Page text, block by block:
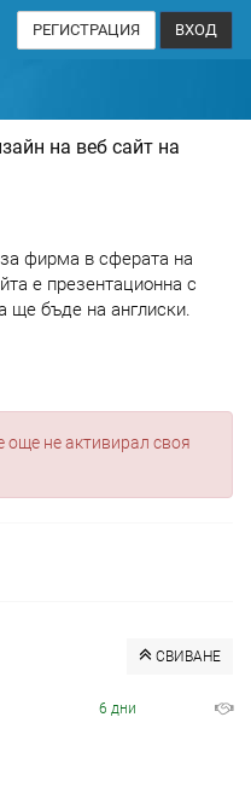
РЕГИСТРАЦИЯ ВХОД
на веб сайт на
фирма в сферата на
е презентационна с
ще бъде на англиски.
още не активирал своя
СВИВАНЕ
6 дни